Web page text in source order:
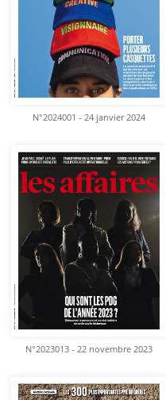
N°2024001 - 24 janvier 2024
N°2023013 - 22 novembre 2023